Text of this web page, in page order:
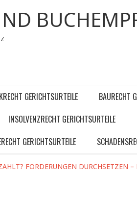
GERICHTSURTEILE BAURECHT
INSOLVENZRECHT GERICHTSURTEILE
GERICHTSURTEILE
FORDERUNGEN DURCHSETZEN –